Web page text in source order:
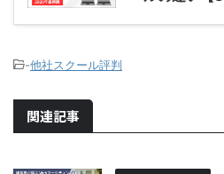
-他社スクール評判
関連記事